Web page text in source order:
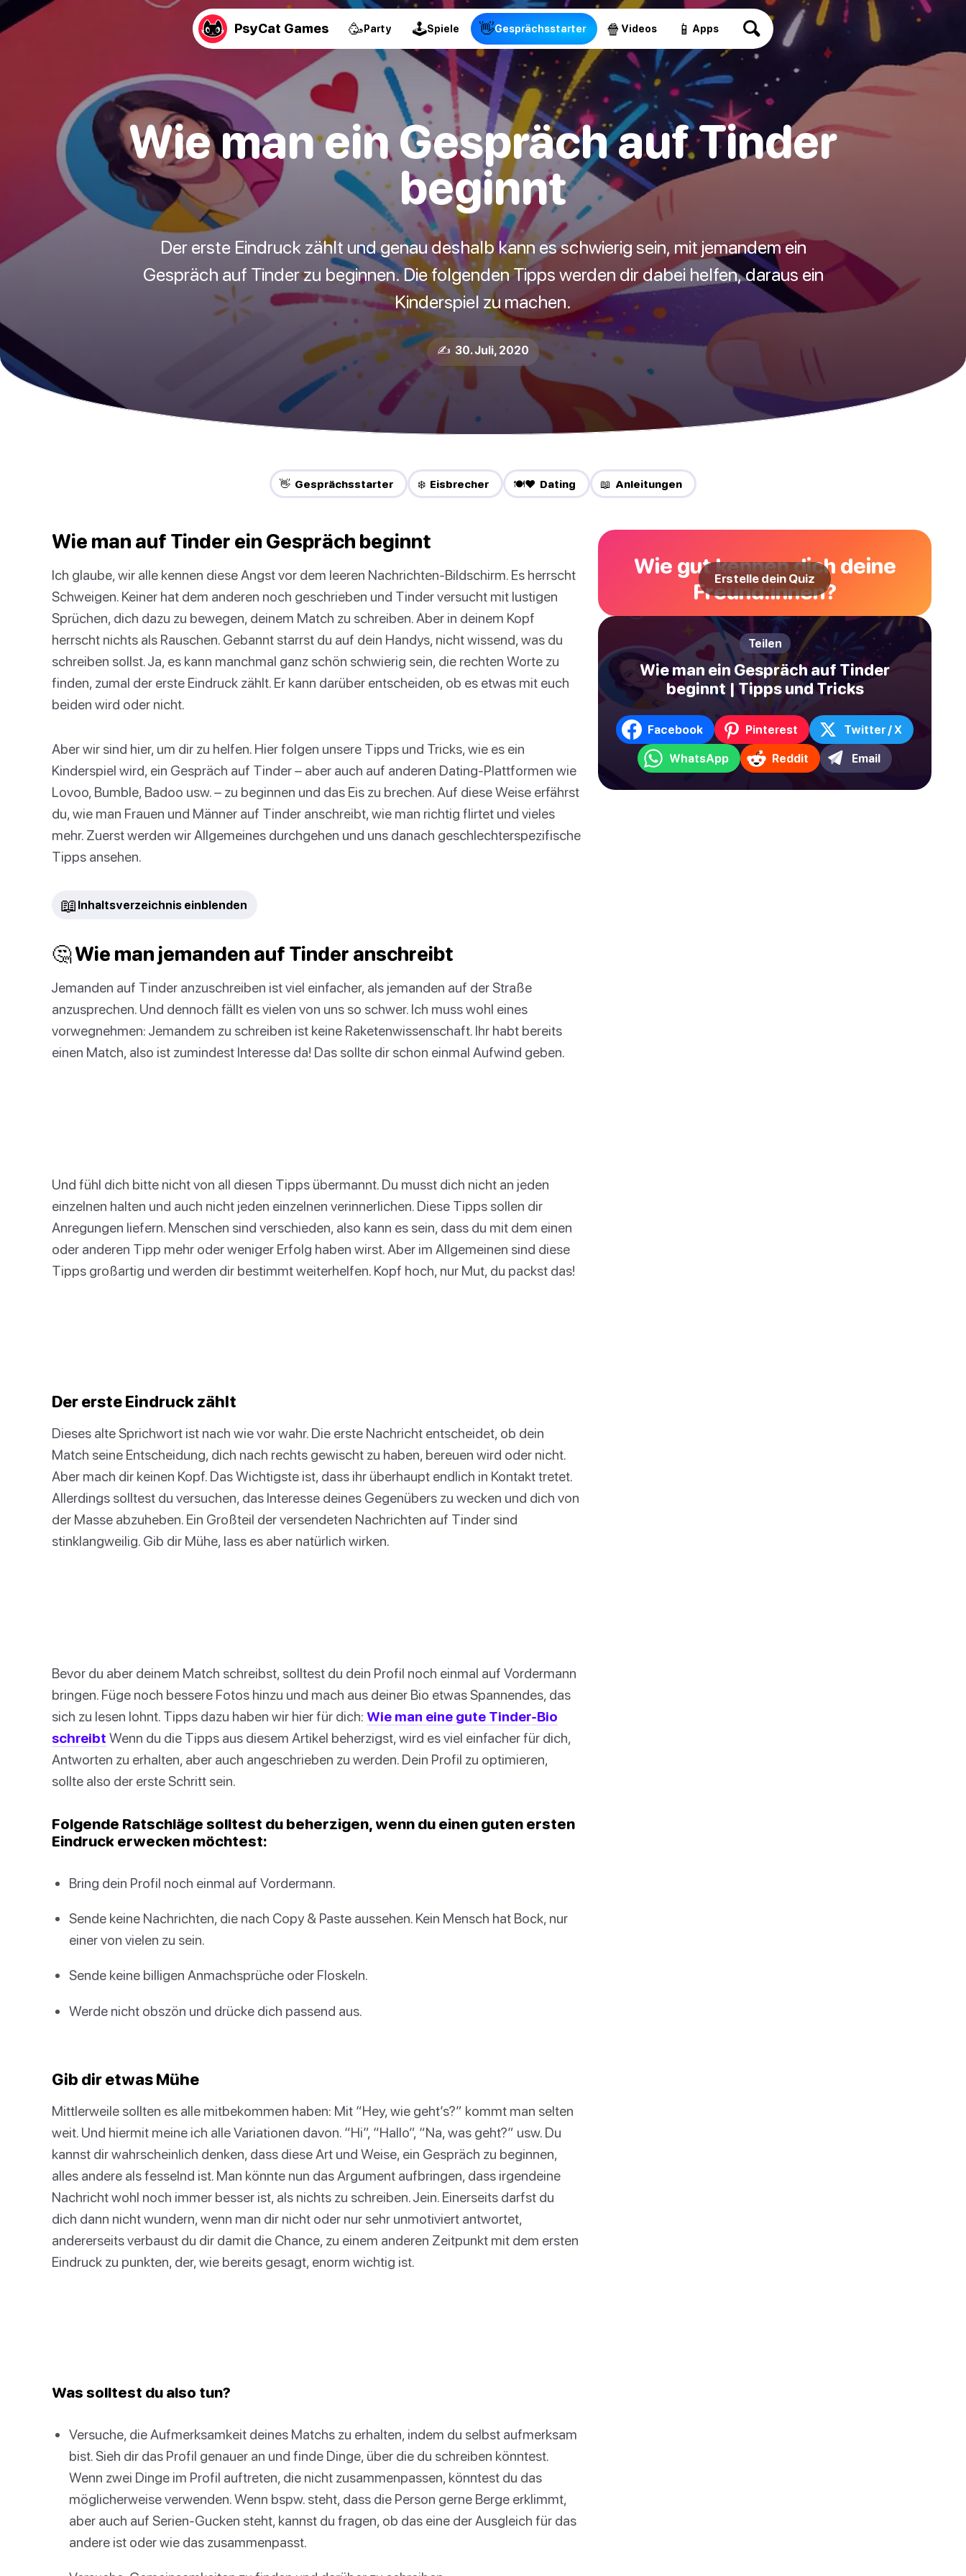
PsyCat Games 🥳Party 🕹Spiele 👋Gesprächsstarter 🍿 Videos 📱 Apps
Wie man ein Gespräch auf Tinder
beginnt
Der erste Eindruck zählt und genau deshalb kann es schwierig sein, mit jemandem ein
Gespräch auf Tinder zu beginnen. Die folgenden Tipps werden dir dabei helfen, daraus ein
Kinderspiel zu machen.
✍️ 30. Juli, 2020
👋 Gesprächsstarter ❄️ Eisbrecher 🍽️❤️ Dating 📖 Anleitungen
Wie man auf Tinder ein Gespräch beginnt
Ich glaube, wir alle kennen diese Angst vor dem leeren Nachrichten-Bildschirm. Es herrscht
Schweigen. Keiner hat dem anderen noch geschrieben und Tinder versucht mit lustigen
Sprüchen, dich dazu zu bewegen, deinem Match zu schreiben. Aber in deinem Kopf
herrscht nichts als Rauschen. Gebannt starrst du auf dein Handys, nicht wissend, was du
schreiben sollst. Ja, es kann manchmal ganz schön schwierig sein, die rechten Worte zu
finden, zumal der erste Eindruck zählt. Er kann darüber entscheiden, ob es etwas mit euch
beiden wird oder nicht.
Aber wir sind hier, um dir zu helfen. Hier folgen unsere Tipps und Tricks, wie es ein
Kinderspiel wird, ein Gespräch auf Tinder – aber auch auf anderen Dating-Plattformen wie
Lovoo, Bumble, Badoo usw. – zu beginnen und das Eis zu brechen. Auf diese Weise erfährst
du, wie man Frauen und Männer auf Tinder anschreibt, wie man richtig flirtet und vieles
mehr. Zuerst werden wir Allgemeines durchgehen und uns danach geschlechterspezifische
Tipps ansehen.
📖 Inhaltsverzeichnis einblenden
🤔 Wie man jemanden auf Tinder anschreibt
Jemanden auf Tinder anzuschreiben ist viel einfacher, als jemanden auf der Straße
anzusprechen. Und dennoch fällt es vielen von uns so schwer. Ich muss wohl eines
vorwegnehmen: Jemandem zu schreiben ist keine Raketenwissenschaft. Ihr habt bereits
einen Match, also ist zumindest Interesse da! Das sollte dir schon einmal Aufwind geben.
Und fühl dich bitte nicht von all diesen Tipps übermannt. Du musst dich nicht an jeden
einzelnen halten und auch nicht jeden einzelnen verinnerlichen. Diese Tipps sollen dir
Anregungen liefern. Menschen sind verschieden, also kann es sein, dass du mit dem einen
oder anderen Tipp mehr oder weniger Erfolg haben wirst. Aber im Allgemeinen sind diese
Tipps großartig und werden dir bestimmt weiterhelfen. Kopf hoch, nur Mut, du packst das!
Der erste Eindruck zählt
Dieses alte Sprichwort ist nach wie vor wahr. Die erste Nachricht entscheidet, ob dein
Match seine Entscheidung, dich nach rechts gewischt zu haben, bereuen wird oder nicht.
Aber mach dir keinen Kopf. Das Wichtigste ist, dass ihr überhaupt endlich in Kontakt tretet.
Allerdings solltest du versuchen, das Interesse deines Gegenübers zu wecken und dich von
der Masse abzuheben. Ein Großteil der versendeten Nachrichten auf Tinder sind
stinklangweilig. Gib dir Mühe, lass es aber natürlich wirken.
Bevor du aber deinem Match schreibst, solltest du dein Profil noch einmal auf Vordermann
bringen. Füge noch bessere Fotos hinzu und mach aus deiner Bio etwas Spannendes, das
sich zu lesen lohnt. Tipps dazu haben wir hier für dich: Wie man eine gute Tinder-Bio
schreibt Wenn du die Tipps aus diesem Artikel beherzigst, wird es viel einfacher für dich,
Antworten zu erhalten, aber auch angeschrieben zu werden. Dein Profil zu optimieren,
sollte also der erste Schritt sein.
Folgende Ratschläge solltest du beherzigen, wenn du einen guten ersten
Eindruck erwecken möchtest:
Bring dein Profil noch einmal auf Vordermann.
Sende keine Nachrichten, die nach Copy & Paste aussehen. Kein Mensch hat Bock, nur
einer von vielen zu sein.
Sende keine billigen Anmachsprüche oder Floskeln.
Werde nicht obszön und drücke dich passend aus.
Gib dir etwas Mühe
Mittlerweile sollten es alle mitbekommen haben: Mit “Hey, wie geht’s?” kommt man selten
weit. Und hiermit meine ich alle Variationen davon. “Hi”, “Hallo”, “Na, was geht?” usw. Du
kannst dir wahrscheinlich denken, dass diese Art und Weise, ein Gespräch zu beginnen,
alles andere als fesselnd ist. Man könnte nun das Argument aufbringen, dass irgendeine
Nachricht wohl noch immer besser ist, als nichts zu schreiben. Jein. Einerseits darfst du
dich dann nicht wundern, wenn man dir nicht oder nur sehr unmotiviert antwortet,
andererseits verbaust du dir damit die Chance, zu einem anderen Zeitpunkt mit dem ersten
Eindruck zu punkten, der, wie bereits gesagt, enorm wichtig ist.
Was solltest du also tun?
Versuche, die Aufmerksamkeit deines Matchs zu erhalten, indem du selbst aufmerksam
bist. Sieh dir das Profil genauer an und finde Dinge, über die du schreiben könntest.
Wenn zwei Dinge im Profil auftreten, die nicht zusammenpassen, könntest du das
möglicherweise verwenden. Wenn bspw. steht, dass die Person gerne Berge erklimmt,
aber auch auf Serien-Gucken steht, kannst du fragen, ob das eine der Ausgleich für das
andere ist oder wie das zusammenpasst.
Wie gut kennen dich deine
Freund:innen?
Erstelle dein Quiz
Teilen
Wie man ein Gespräch auf Tinder
beginnt | Tipps und Tricks
Facebook Pinterest Twitter / X
WhatsApp Reddit Email